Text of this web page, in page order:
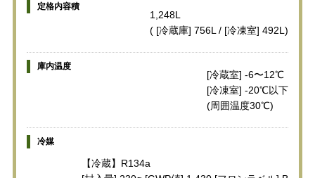
定格内容積
1,248L
( [冷蔵庫] 756L / [冷凍室] 492L)
庫内温度
[冷蔵室] -6〜12℃
[冷凍室] -20℃以下
(周囲温度30℃)
冷媒
【冷蔵】R134a